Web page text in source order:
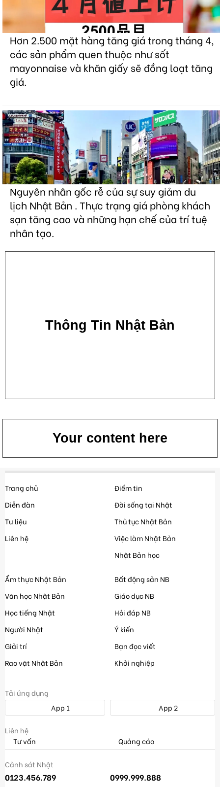
Hơn 2.500 mặt hàng tăng giá trong tháng 4,
các sản phẩm quen thuộc như sốt
mayonnaise và khăn giấy sẽ đồng loạt tăng
giá.
Nguyên nhân gốc rễ của sự suy giảm du
lịch Nhật Bản . Thực trạng giá phòng khách
sạn tăng cao và những hạn chế của trí tuệ
nhân tạo.
Thông Tin Nhật Bản
Your content here
Trang chủ
Diễn đàn
Tư liệu
Liên hệ
Điểm tin
Đời sống tại Nhật
Thủ tục Nhật Bản
Việc làm Nhật Bản
Nhật Bản học
Ẩm thực Nhật Bản
Văn học Nhật Bản
Học tiếng Nhật
Người Nhật
Giải trí
Rao vặt Nhật Bản
Bất động sản NB
Giáo dục NB
Hỏi đáp NB
Ý kiến
Bạn đọc viết
Khởi nghiệp
Tải ứng dụng
App 1
App 2
Liên hệ
Tư vấn
Quảng cáo
Cảnh sát Nhật
0123.456.789 0999.999.888